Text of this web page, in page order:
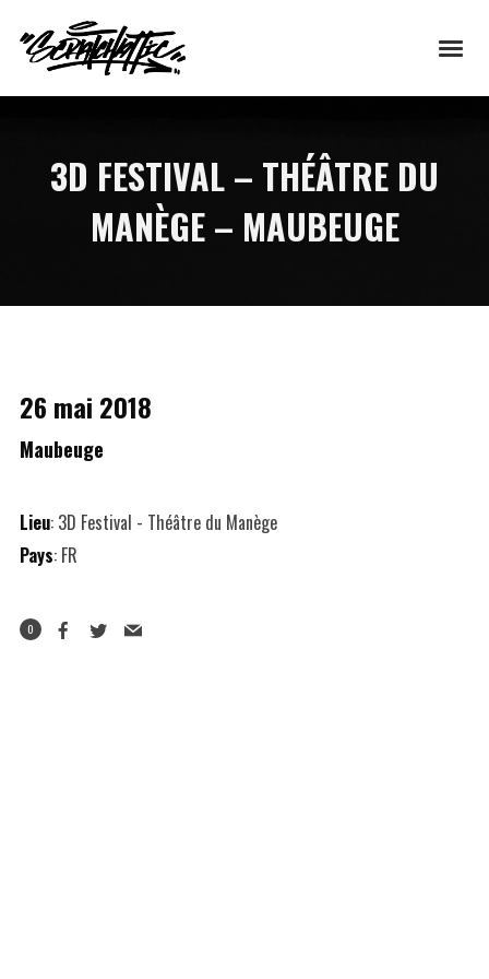
3D FESTIVAL – THÉÂTRE DU
MANÈGE – MAUBEUGE
26 mai 2018
Maubeuge
Lieu: 3D Festival - Théâtre du Manège
Pays: FR
0